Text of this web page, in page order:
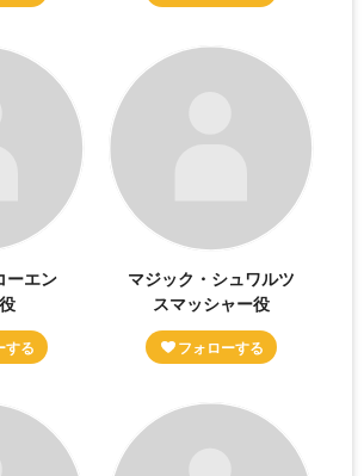
ーエン
マジック・シュワルツ
スマッシャー役